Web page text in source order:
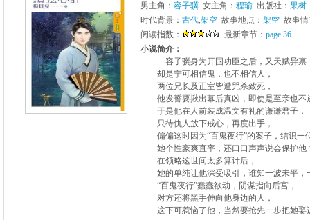
男主角： 容子骥 女主角： 程瑜 出版社： 果树
时代背景： 古代,架空 故事地点： 架空 故事
阅读指数：
最新章节： page 36
小说简介：
容子骥身为开国功臣之后，又天赋异禀
却是宁可相信鬼，也不相信人，
两位兄长及正室皆遭咒杀致死，
他发誓要揪出幕后真凶，即使是至亲也不
于是他在人前装成温文有礼的谦谦君子，
只待仇人放下戒心，再度出手，
偏偏这时因为“百鬼夜行”的案子，结识一
她个性豪爽直率，还口口声声说会保护他
在领略这世间太多算计后，
她的单纯让他深受吸引，谁知一波未平，
“百鬼夜行”蠢蠢欲动，阴谋指向后宫，
对方还将黑手伸向他身边的人，
这下可惹恼了他，当然要抢先一步把她